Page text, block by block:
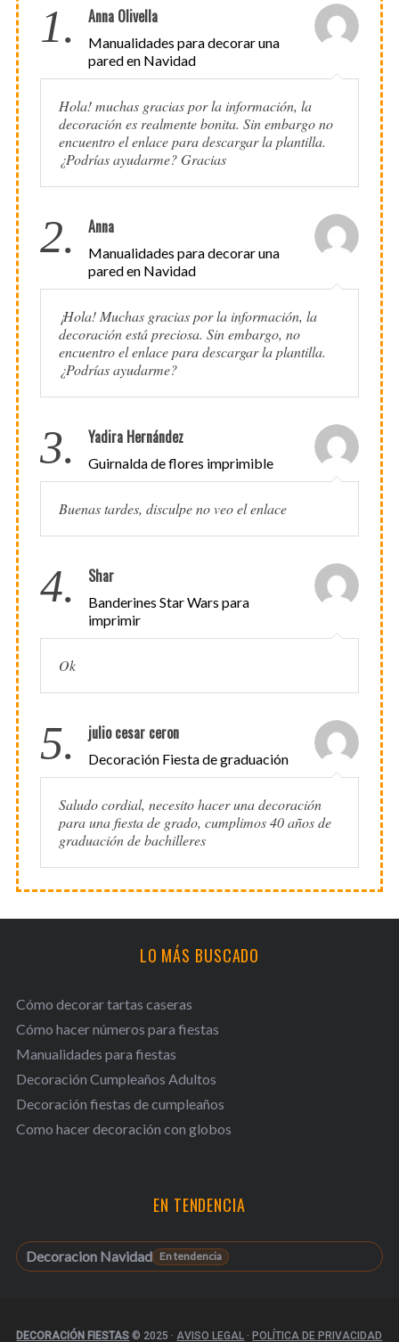
1. Anna Olivella
Manualidades para decorar una
pared en Navidad
Hola! muchas gracias por la información, la
decoración es realmente bonita. Sin embargo no
encuentro el enlace para descargar la plantilla.
¿Podrías ayudarme? Gracias
2. Anna
Manualidades para decorar una
pared en Navidad
¡Hola! Muchas gracias por la información, la
decoración está preciosa. Sin embargo, no
encuentro el enlace para descargar la plantilla.
¿Podrías ayudarme?
3. Yadira Hernández
Guirnalda de flores imprimible
Buenas tardes, disculpe no veo el enlace
4. Shar
Banderines Star Wars para
imprimir
Ok
5. julio cesar ceron
Decoración Fiesta de graduación
Saludo cordial, necesito hacer una decoración
para una fiesta de grado, cumplimos 40 años de
graduación de bachilleres
LO MÁS BUSCADO
Cómo decorar tartas caseras
Cómo hacer números para fiestas
Manualidades para fiestas
Decoración Cumpleaños Adultos
Decoración fiestas de cumpleaños
Como hacer decoración con globos
EN TENDENCIA
Decoracion Navidad
DECORACIÓN FIESTAS © 2025 · AVISO LEGAL · POLÍTICA DE PRIVACIDAD